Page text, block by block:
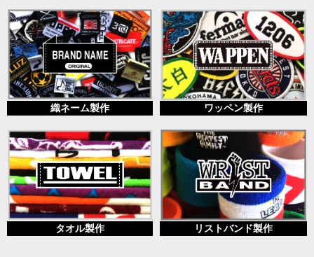
織ネーム製作 ワッペン製作
タオル製作 リストバンド製作